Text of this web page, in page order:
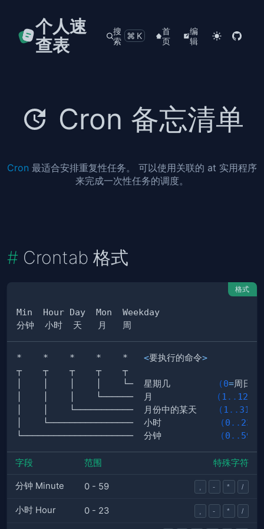
个人速
查表
搜
索 ⌘K
首
页
编
辑
Cron 备忘清单
Cron 最适合安排重复性任务。 可以使用关联的 at 实用程序
来完成一次性任务的调度。
Crontab 格式
格式
*    *    *    *    * <要执行的命令>
│    │    │    │    └─  星期几
(0=周日
│    │    │    └──────  月
(1 .. 12
│    │    └───────────  月份中的某天
(1 .. 31
│    └────────────────  小时
(0 .. 23
└─────────────────────  分钟
(0 .. 59
字段 范围 特殊字符
分钟 Minute 0 - 59 - * /
小时 Hour 0 - 23 - * /